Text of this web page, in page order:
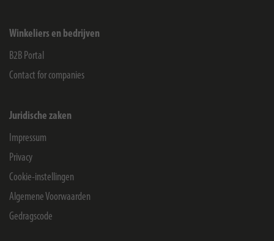
Winkeliers en bedrijven
B2B Portal
Contact for companies
Juridische zaken
Impressum
Privacy
Cookie-instellingen
Algemene Voorwaarden
Gedragscode